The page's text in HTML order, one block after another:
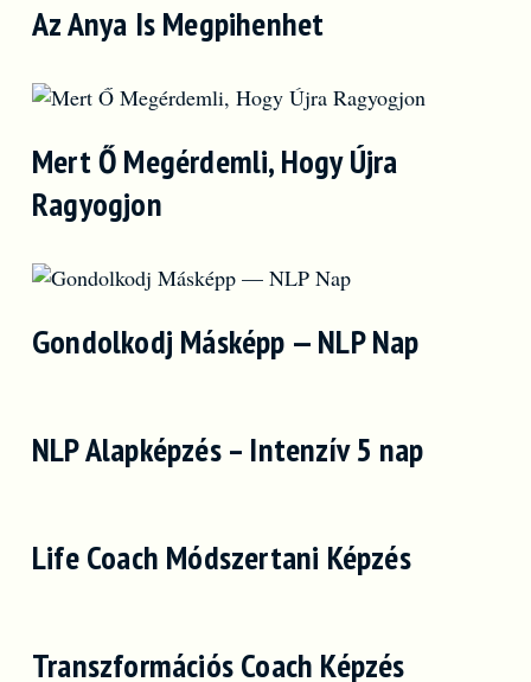
Az Anya Is Megpihenhet
Mert Ő Megérdemli, Hogy Újra
Ragyogjon
Gondolkodj Másképp — NLP Nap
NLP Alapképzés – Intenzív 5 nap
Life Coach Módszertani Képzés
Transzformációs Coach Képzés